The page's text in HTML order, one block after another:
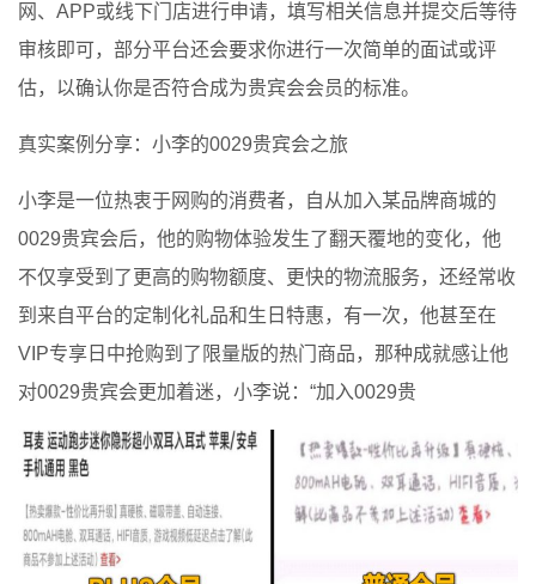
网、APP或线下门店进行申请，填写相关信息并提交后等待
审核即可，部分平台还会要求你进行一次简单的面试或评
估，以确认你是否符合成为贵宾会会员的标准。
真实案例分享：小李的0029贵宾会之旅
小李是一位热衷于网购的消费者，自从加入某品牌商城的
0029贵宾会后，他的购物体验发生了翻天覆地的变化，他
不仅享受到了更高的购物额度、更快的物流服务，还经常收
到来自平台的定制化礼品和生日特惠，有一次，他甚至在
VIP专享日中抢购到了限量版的热门商品，那种成就感让他
对0029贵宾会更加着迷，小李说：“加入0029贵